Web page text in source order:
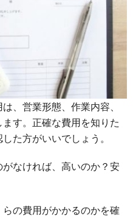
、営業形態、作業内容、
す。正確な費用を知りた
た方がいいでしょう。
なければ、高いのか？安
の費用がかかるのかを確